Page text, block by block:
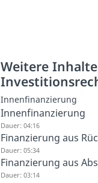
Weitere
Innenfinanzierung
Innenfinanzierung
Dauer: 04:16
Finanzierung aus
Dauer: 05:34
Finanzierung aus
Dauer: 03:14